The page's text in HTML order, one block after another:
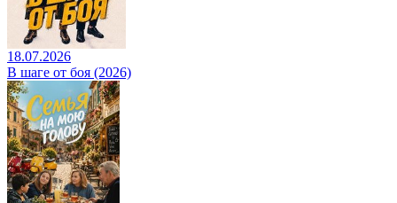
18.07.2026
В шаге от боя (2026)